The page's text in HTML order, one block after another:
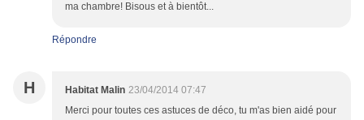
ma chambre! Bisous et à bientôt...
Répondre
H Habitat Malin 23/04/2014 07:47
Merci pour toutes ces astuces de déco, tu m'as bien aidé pour